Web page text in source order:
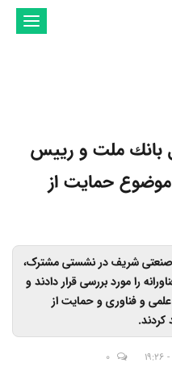
تغییر
ملت و رییس
حمایت از
صنعتی شریف در نشستی مشترک،
را مورد بررسی قرار دادند و
و فناوری و حمایت از
0